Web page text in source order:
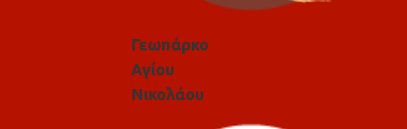
Γεωπάρκο
Αγίου
Νικολάου